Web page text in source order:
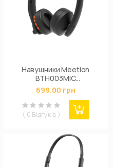
Навушники Meetion
BTH003MIC
Black/Orange (MT-
BTH003MIC-A)
699.00 грн
( 0 Відгуків )